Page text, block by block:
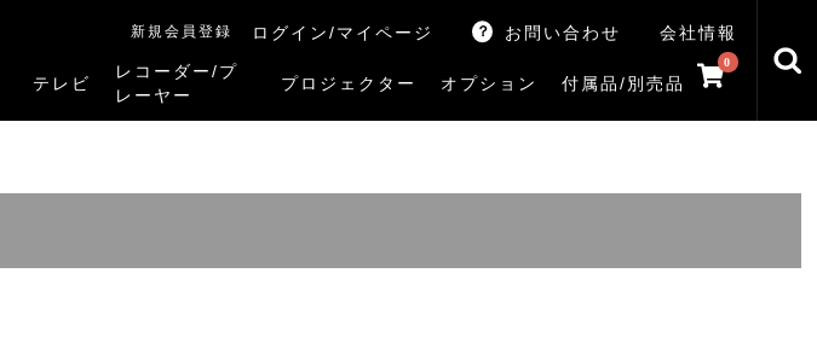
新規会員登録 ログイン/マイページ お問い合わせ 会社情報
テレビ
レコーダー/プ
レーヤー
プロジェクター オプション 付属品/別売品
0